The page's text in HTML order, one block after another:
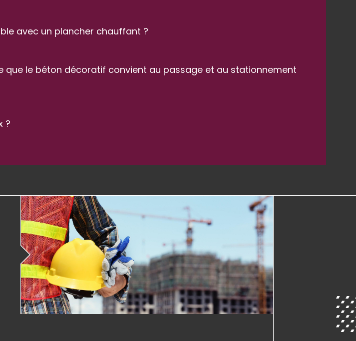
avec un plancher chauffant ?
que le béton décoratif convient au passage et au stationnement
?